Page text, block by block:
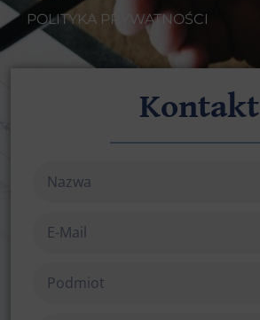
POLITYKA PRYWATNOŚCI
Kontakt